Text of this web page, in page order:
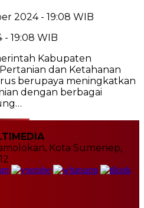
2024 - 19:08 WIB
- 19:08 WIB
Kabupaten
dan Ketahanan
berupaya meningkatkan
dengan berbagai
Kota Sumenep,